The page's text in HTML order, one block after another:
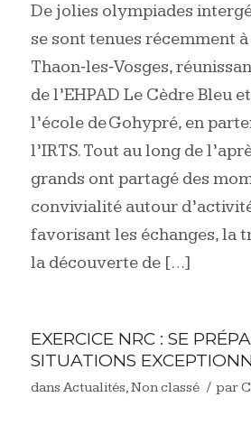
De jolies olympiades
se sont tenues récemment à
Thaon‑les‑Vosges,
de l’EHPAD Le Cèdre Bleu
l’école de Gohypré, en
l’IRTS. Tout au long de
grands ont partagé des
convivialité autour
favorisant les échanges, la
la découverte de […]
EXERCICE NRC : SE
SITUATIONS
dans Actualités,Non classé / par